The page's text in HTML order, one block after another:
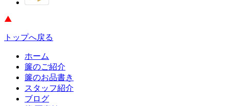
トップへ戻る
ホーム
簾のご紹介
簾のお品書き
スタッフ紹介
ブログ